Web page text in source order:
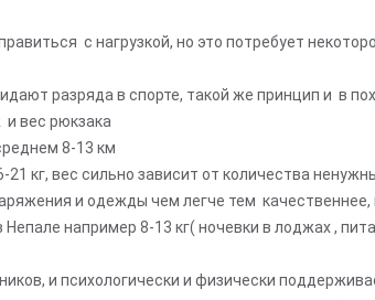
с нагрузкой, но это потребует
разряда в спорте, такой же принцип и в
и вес рюкзака
8-13 км
кг, вес сильно зависит от количества
и одежды чем легче тем качественнее,
например 8-13 кг( ночевки в лоджах ,
и психологически и физически